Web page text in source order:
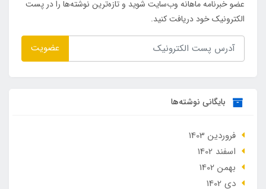
عضو خبرنامه ماهانه وب‌سایت شوید و تازه‌ترین نوشته‌ها را در پست
الکترونیک خود دریافت کنید.
عضویت
بایگانی نوشته‌ها
فروردین 1403
اسفند 1402
بهمن 1402
دی 1402